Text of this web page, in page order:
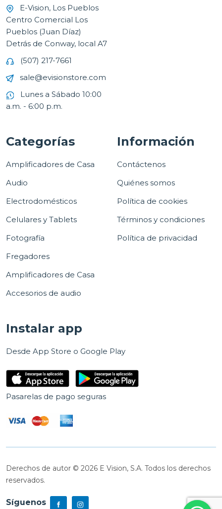
E-Vision, Los Pueblos
Centro Comercial Los
Pueblos (Juan Díaz)
Detrás de Conway, local A7
(507) 217-7661
sale@evisionstore.com
Lunes a Sábado 10:00
a.m. - 6:00 p.m.
Categorías
Amplificadores de Casa
Audio
Electrodomésticos
Celulares y Tablets
Fotografía
Fregadores
Amplificadores de Casa
Accesorios de audio
Información
Contáctenos
Quiénes somos
Política de cookies
Términos y condiciones
Política de privacidad
Instalar app
Desde App Store o Google Play
Pasarelas de pago seguras
Derechos de autor © 2026 E Vision, S.A. Todos los derechos
reservados.
Síguenos